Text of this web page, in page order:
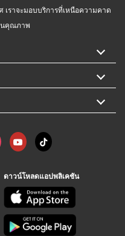
ราจะมอบบริการที่เหนือความคาด
นคุณภาพ
ดาวน์โหลดแอปพลิเคชัน